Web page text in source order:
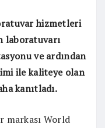
hizmetleri
laboratuvarı
ve ardından
ile kaliteye olan
kanıtladı.
markası World